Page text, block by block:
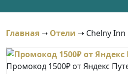
Главная ➝ Отели ➝ Chelny Inn
Промокод 1500₽ от Яндекс